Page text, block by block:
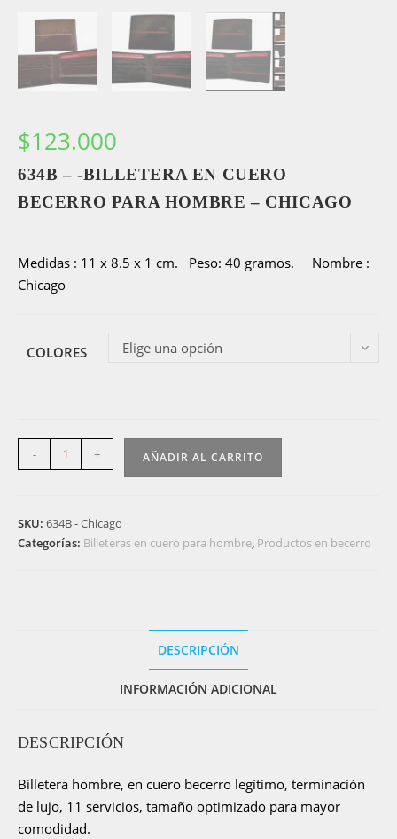
$123.000
634B – -BILLETERA EN CUERO
BECERRO PARA HOMBRE – CHICAGO
Medidas : 11 x 8.5 x 1 cm. Peso: 40 gramos. Nombre :
Chicago
COLORES Elige una opción
-
en
cuero
- + AÑADIR AL CARRITO
SKU: 634B - Chicago
Categorías: Billeteras en cuero para hombre, Productos en becerro
DESCRIPCIÓN
INFORMACIÓN ADICIONAL
DESCRIPCIÓN
Billetera hombre, en cuero becerro legítimo, terminación
de lujo, 11 servicios, tamaño optimizado para mayor
comodidad.